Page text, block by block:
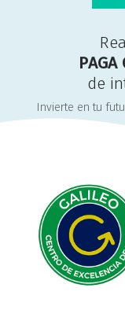
PAGA
de
Invierte en tu